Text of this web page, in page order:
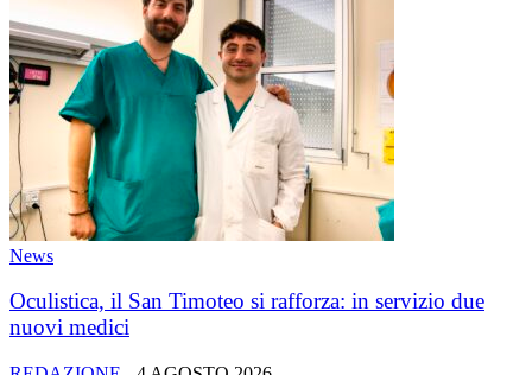
News
Oculistica, il San Timoteo si rafforza: in servizio due
nuovi medici